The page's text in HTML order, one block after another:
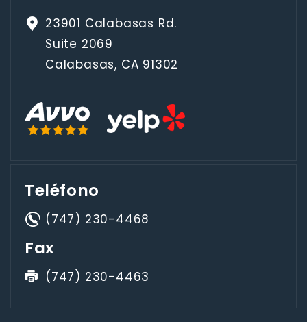
23901 Calabasas Rd.
Suite 2069
Calabasas, CA 91302
Teléfono
(747) 230-4468
Fax
(747) 230-4463